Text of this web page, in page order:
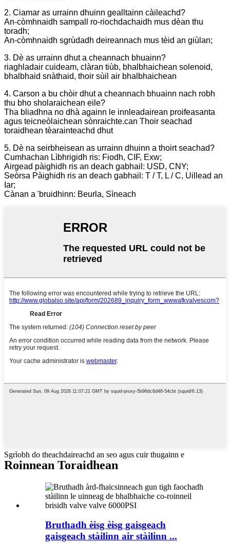
2. Ciamar as urrainn dhuinn gealltainn càileachd?
An-còmhnaidh sampall ro-riochdachaidh mus dèan thu
toradh;
An-còmhnaidh sgrùdadh deireannach mus tèid an giùlan;
3. Dè as urrainn dhut a cheannach bhuainn?
riaghladair cuideam, clàran tiùb, bhalbhaichean solenoid,
bhalbhaid snàthaid, thoir sùil air bhalbhaichean
4. Carson a bu chòir dhut a cheannach bhuainn nach robh
thu bho sholaraichean eile?
Tha bliadhna no dhà againn le innleadairean proifeasanta
agus teicneòlaichean sònraichte.can Thoir seachad
toraidhean tèarainteachd dhut
5. Dè na seirbheisean as urrainn dhuinn a thoirt seachad?
Cumhachan Lìbhrigidh ris: Fiodh, CIF, Exw;
Airgead pàighidh ris an deach gabhail: USD, CNY;
Seòrsa Pàighidh ris an deach gabhail: T / T, L / C, Uillead an
Iar;
Cànan a 'bruidhinn: Beurla, Sìneach
Sgrìobh do theachdaireachd an seo agus cuir thugainn e
Roinnean Toraidhean
Bruthadh èisg èisg gaisgeach
gaisgeach stàilinn air stàilinn ...